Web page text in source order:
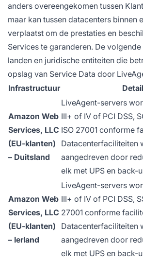
anders overeengekomen tussen
maar kan tussen datacenters binnen
verplaatst om de prestaties en
Services te garanderen. De
landen en juridische entiteiten die
opslag van Service Data door
Infrastructuur
Amazon Web
Services, LLC
(EU-klanten)
– Duitsland
LiveAgent-servers
III+ of IV of PCI DSS,
ISO 27001 conforme
Datacenterfaciliteiten
aangedreven door
elk met UPS en back-
Amazon Web
Services, LLC
(EU-klanten)
– Ierland
LiveAgent-servers
III+ of IV of PCI DSS,
27001 conforme
Datacenterfaciliteiten
aangedreven door
elk met UPS en back-